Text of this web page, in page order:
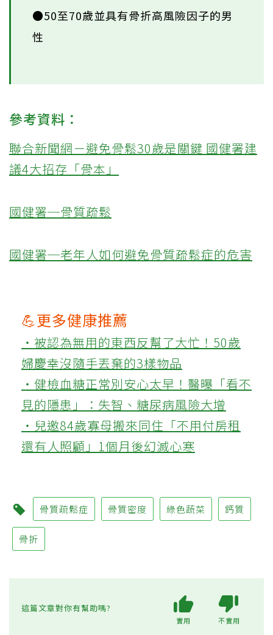
●50至70歲並具有骨折高風險因子的男
性
參考資料：
聯合新聞網－避免骨鬆30歲是關鍵 國健署建
議4大招存「骨本」
國健署─骨質疏鬆
國健署─老年人如何避免骨質疏鬆症的危害
💪更多健康推薦
‧被認為無用的東西反幫了大忙！50歲
婦慶幸沒隨手丟棄的3樣物品
‧健檢血糖正常別安心太早！醫曝「看不
見的隱患」：失智、糖尿病風險大增
‧兒邀84歲寡母搬來同住「不用付房租
還有人照顧」1個月後幻滅心寒
骨質疏鬆症 骨質密度 綠色蔬菜 鈣質
骨折
這篇文章對你有幫助嗎?
實用 不實用